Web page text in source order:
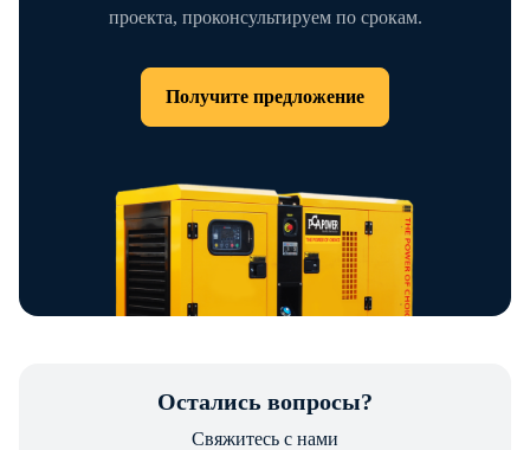
проекта, проконсультируем по срокам.
Получите предложение
Остались вопросы?
Свяжитесь с нами